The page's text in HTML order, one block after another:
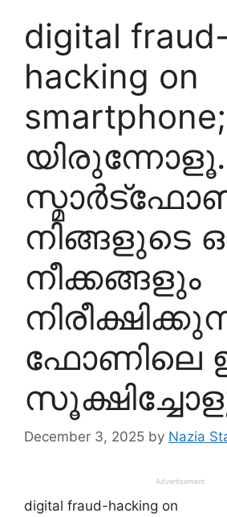
digital
hacking on
നിങ്ങളുടെ
നീക്കങ്ങളും
ഫോണിലെ
December 3, 2025 by Nazia
Advertisement
digital fraud-hacking on